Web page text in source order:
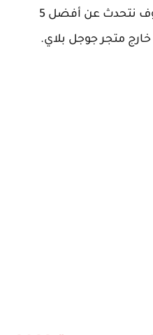
لتطبيقه. وفي هذا المقال سوف نتحدث عن أفضل 5